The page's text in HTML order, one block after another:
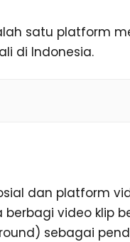
satu platform
di Indonesia.
dan platform
video klip
sebagai